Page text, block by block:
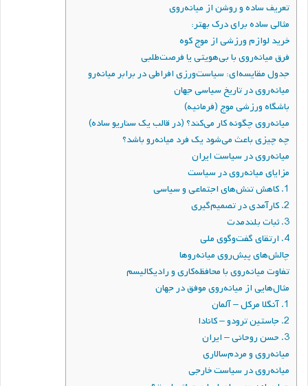
تعریف ساده و روشن از میانه‌روی
مثالی ساده برای درک بهتر:
خرید لوازم ورزشی از موج کوه
فرق میانه‌روی با بی‌هویتی یا فرصت‌طلبی
جدول مقایسه‌ای: سیاست‌ورزی افراطی در برابر میانه‌رو
میانه‌روی در تاریخ سیاسی جهان
باشگاه ورزشی موج (فرمانیه)
میانه‌روی چگونه کار می‌کند؟ (در قالب یک سناریو ساده)
چه چیزی باعث می‌شود یک فرد میانه‌رو باشد؟
میانه‌روی در سیاست ایران
مزایای میانه‌روی در سیاست
1. کاهش تنش‌های اجتماعی و سیاسی
2. کارآمدی در تصمیم‌گیری
3. ثبات بلندمدت
4. ارتقای گفت‌وگوی ملی
چالش‌های پیش‌روی میانه‌روها
تفاوت میانه‌روی با محافظه‌کاری و رادیکالیسم
مثال‌هایی از میانه‌روی موفق در جهان
1. آنگلا مرکل – آلمان
2. جاستین ترودو – کانادا
3. حسن روحانی – ایران
میانه‌روی و مردم‌سالاری
میانه‌روی در سیاست خارجی